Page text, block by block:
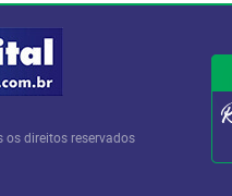
os direitos reservados